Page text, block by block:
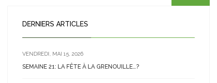
DERNIERS ARTICLES
VENDREDI, MAI 15, 2026
SEMAINE 21: LA FÊTE À LA GRENOUILLE…?